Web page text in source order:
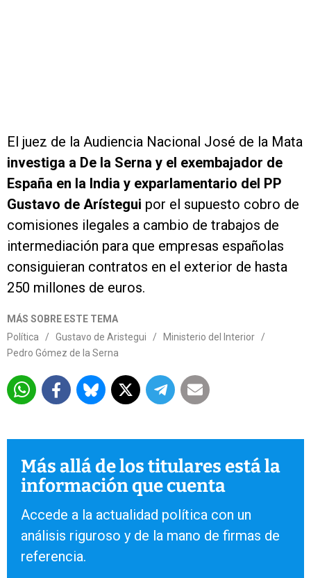
El juez de la Audiencia Nacional José de la Mata
investiga a De la Serna y el exembajador de
España en la India y exparlamentario del PP
Gustavo de Arístegui por el supuesto cobro de
comisiones ilegales a cambio de trabajos de
intermediación para que empresas españolas
consiguieran contratos en el exterior de hasta
250 millones de euros.
MÁS SOBRE ESTE TEMA
Política
/ Gustavo de Aristegui / Ministerio del Interior
/
Pedro Gómez de la Serna
Más allá de los titulares está la
información que cuenta
Accede a la actualidad política con un
análisis riguroso y de la mano de firmas de
referencia.